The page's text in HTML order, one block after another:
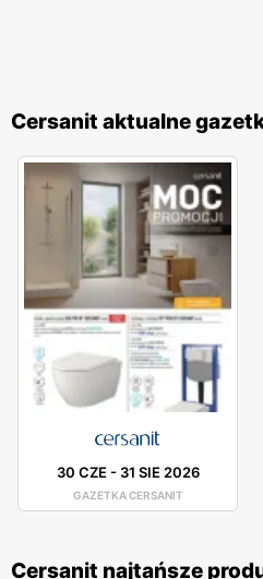
Cersanit aktualne
30 CZE- 31 SIE 2026
GAZETKA CERSANIT
Cersanit najtańsze